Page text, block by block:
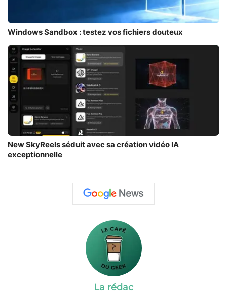
Windows Sandbox : testez vos fichiers douteux
New SkyReels séduit avec sa création vidéo IA
exceptionnelle
La rédac